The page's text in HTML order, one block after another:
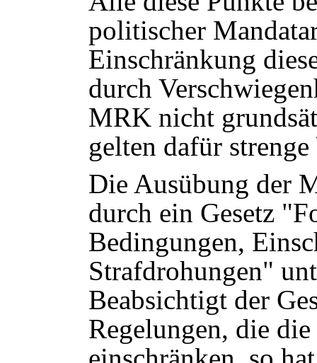
politischer
Einschränkung
durch
MRK nicht
gelten dafür
Die Ausübung der
durch ein Gesetz
Bedingungen,
Strafdrohungen"
Beabsichtigt der
Regelungen, die